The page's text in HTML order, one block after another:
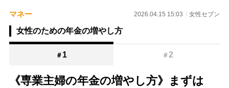
マネー 2026.04.15 15:03 女性セブン
女性のための年金の増やし方
＃ 1 ＃2
《専業主婦の年金の増やし方》まずは